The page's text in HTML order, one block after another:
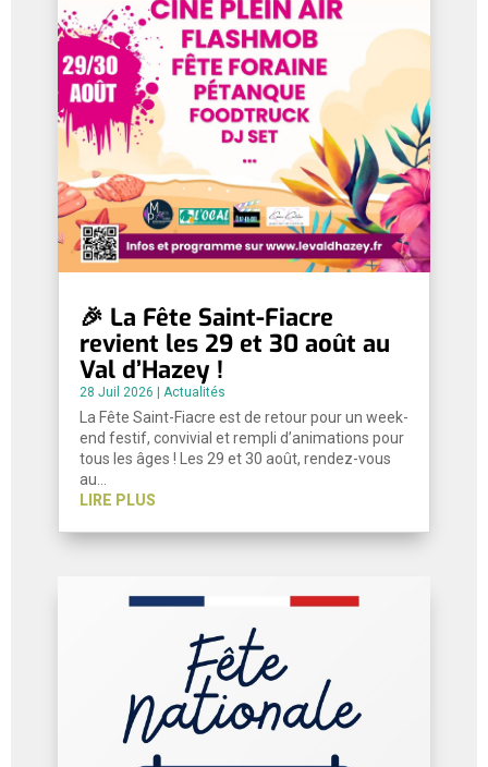
🎉 La Fête Saint-Fiacre
revient les 29 et 30 août au
Val d’Hazey !
28 Juil 2026 Actualités
La Fête Saint-Fiacre est de retour pour un week-
end festif, convivial et rempli d’animations pour
tous les âges ! Les 29 et 30 août, rendez-vous
au…
LIRE PLUS